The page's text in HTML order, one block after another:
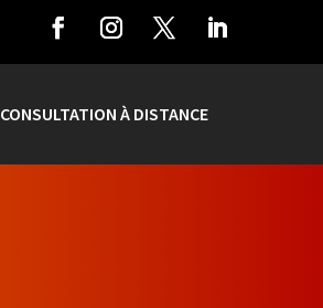
CONSULTATION À DISTANCE